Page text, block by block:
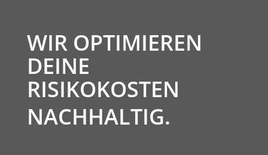
WIR OPTIMIEREN
DEINE
RISIKOKOSTEN
NACHHALTIG.